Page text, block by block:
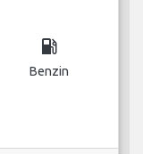
local_gas_station
Benzin